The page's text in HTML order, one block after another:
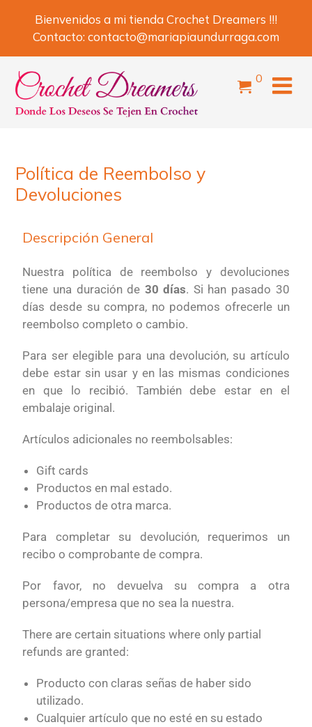
Bienvenidos a mi tienda Crochet Dreamers !!!
Contacto:contacto@mariapiaundurraga.com
0
Política de Reembolso y
Devoluciones
Descripción General
Nuestra política de reembolso y devoluciones
tiene una duración de 30 días. Si han pasado 30
días desde su compra, no podemos ofrecerle un
reembolso completo o cambio.
Para ser elegible para una devolución, su artículo
debe estar sin usar y en las mismas condiciones
en que lo recibió. También debe estar en el
embalaje original.
Artículos adicionales no reembolsables:
Gift cards
Productos en mal estado.
Productos de otra marca.
Para completar su devolución, requerimos un
recibo o comprobante de compra.
Por favor, no devuelva su compra a otra
persona/empresa que no sea la nuestra.
There are certain situations where only partial
refunds are granted:
Producto con claras señas de haber sido
utilizado.
Cualquier artículo que no esté en su estado